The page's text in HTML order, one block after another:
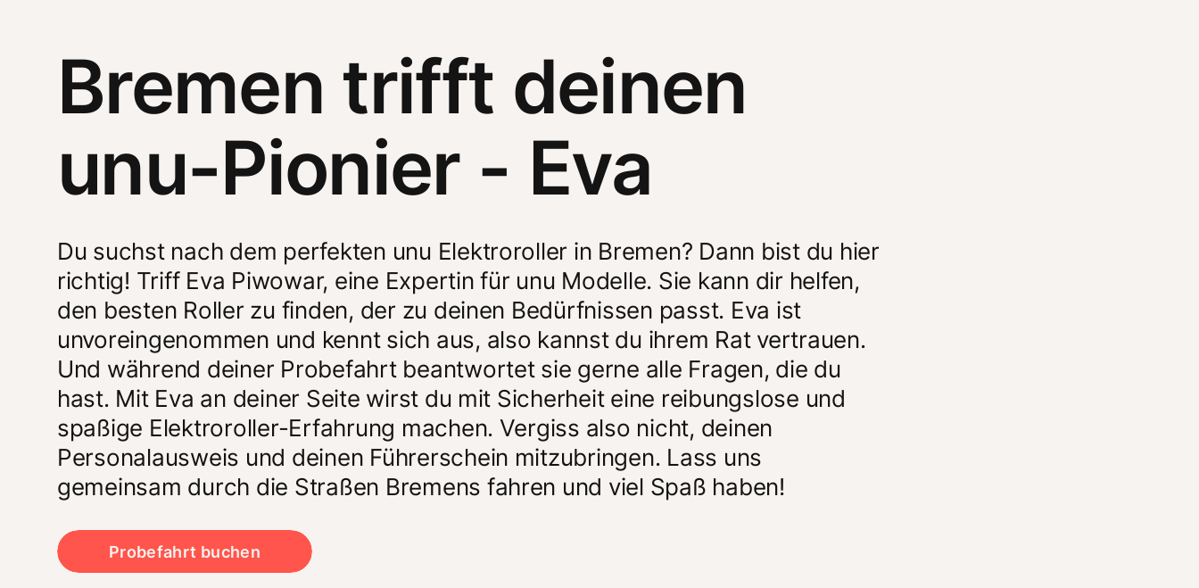
Bremen trifft deinen
unu-Pionier - Eva
Du suchst nach dem perfekten unu Elektroroller in Bremen? Dann bist du hier
richtig! Triff Eva Piwowar, eine Expertin für unu Modelle. Sie kann dir helfen,
den besten Roller zu finden, der zu deinen Bedürfnissen passt. Eva ist
unvoreingenommen und kennt sich aus, also kannst du ihrem Rat vertrauen.
Und während deiner Probefahrt beantwortet sie gerne alle Fragen, die du
hast. Mit Eva an deiner Seite wirst du mit Sicherheit eine reibungslose und
spaßige Elektroroller-Erfahrung machen. Vergiss also nicht, deinen
Personalausweis und deinen Führerschein mitzubringen. Lass uns
gemeinsam durch die Straßen Bremens fahren und viel Spaß haben!
Probefahrt buchen